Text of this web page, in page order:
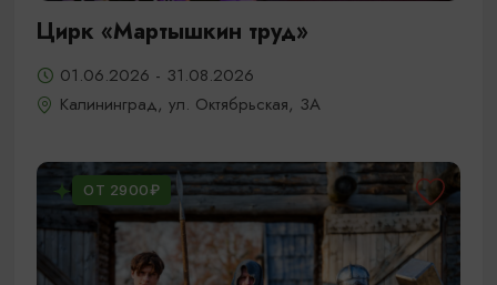
Цирк «Мартышкин труд»
01.06.2026 - 31.08.2026
Калининград, ул. Октябрьская, 3А
ОТ 2900₽